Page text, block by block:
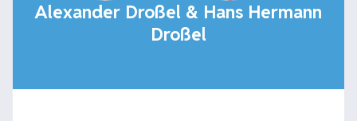
Alexander Droßel & Hans Hermann
Droßel